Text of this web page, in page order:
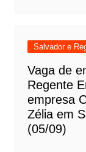
Salvador e
Vaga de
Regente
empresa
Zélia em
(05/09)